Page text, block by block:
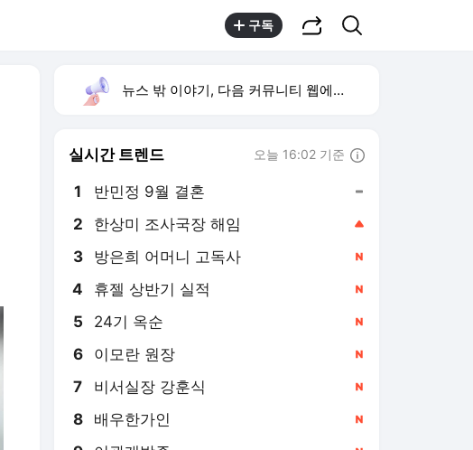
구독
뉴스 밖 이야기, 다음 커뮤니티 웹에서 보기
실시간 트렌드 오늘 16:02 기준
1 반민정 9월 결혼
2 한상미 조사국장 해임
3 방은희 어머니 고독사
4 휴젤 상반기 실적
5 24기 옥순
6 이모란 원장
7 비서실장 강훈식
8 배우한가인